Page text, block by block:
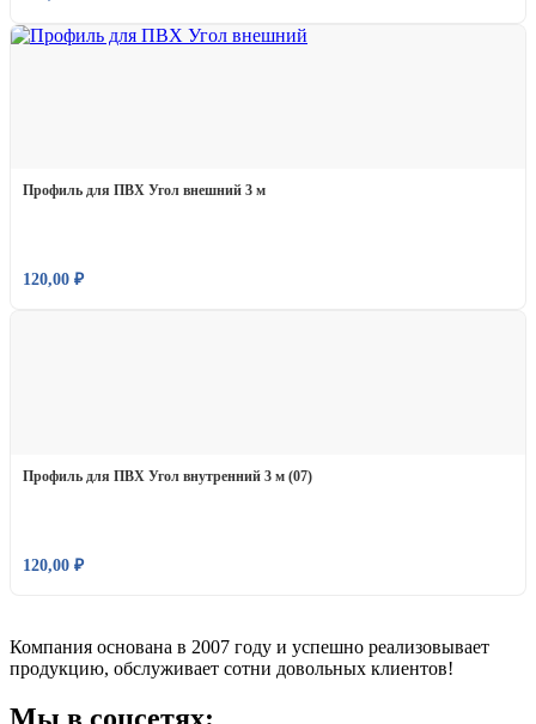
Профиль для ПВХ Угол внешний 3 м
120,00 ₽
Профиль для ПВХ Угол внутренний 3 м (07)
120,00 ₽
Компания основана в 2007 году и успешно реализовывает
продукцию, обслуживает сотни довольных клиентов!